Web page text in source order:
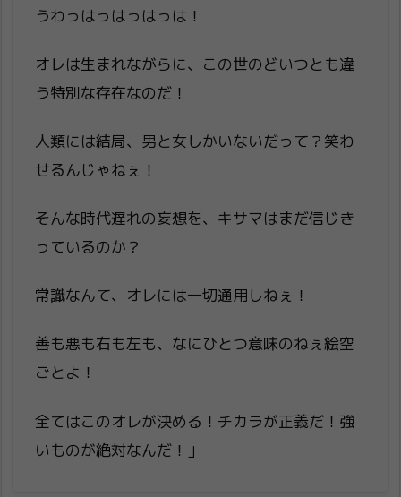
うわっはっはっはっは！
オレは生まれながらに、この世のどいつとも違
う特別な存在なのだ！
人類には結局、男と女しかいないだって？笑わ
せるんじゃねぇ！
そんな時代遅れの妄想を、キサマはまだ信じき
っているのか？
常識なんて、オレには一切通用しねぇ！
善も悪も右も左も、なにひとつ意味のねぇ絵空
ごとよ！
全てはこのオレが決める！チカラが正義だ！強
いものが絶対なんだ！」